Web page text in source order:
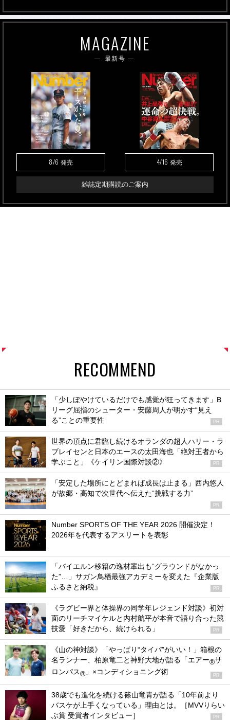
MAGAZINE
最新号
8/6 発売 4/16 発売
雑誌定期購読のご案内
RECOMMEND
「少しぼやけているだけでも感覚が狂ってきます」B
リーグ屈指のシューター・安藤周人が明かす“見え
る”ことの重要性
PR
世界の頂点に君臨し続けるオランダの超人ハリー・ラ
ブレイセンと日本のエースの太田海也「絶対王者から
学ぶこと」《ケイリン国際対談②》
PR
「安定した場所にとどまれば成長は止まる」西内悠人
が故郷・高知で次世代へ伝えた“挑戦する力”
PR
Number SPORTS OF THE YEAR 2026 開催決定！
2026年を代表するアスリートを表彰
「バイエルン移籍の逸材輩出も“グラウンドがなかっ
た”…」サガン鳥栖最強アカデミーを変えた『企業版
ふるさと納税』
PR
《ラグビー界と体操界の同学年レジェンド対談》初対
面のリーチマイケルと内村航平が本音で語り合った競
技愛「好きだから、続けられる」
PR
《山の神対談》「やっぱり“タイパ”がいい！」箱根の
名ランナー、柏原竜二と神野大地が語る「エアー®サ
ロンパス® 」×コンディショニング術 PR
38歳でも進化を続ける篠山竜青が語る「10年前より
バスケが上手くなっている」理由とは。［MVVりらい
ぶ賞 受賞者インタビュー］
PR